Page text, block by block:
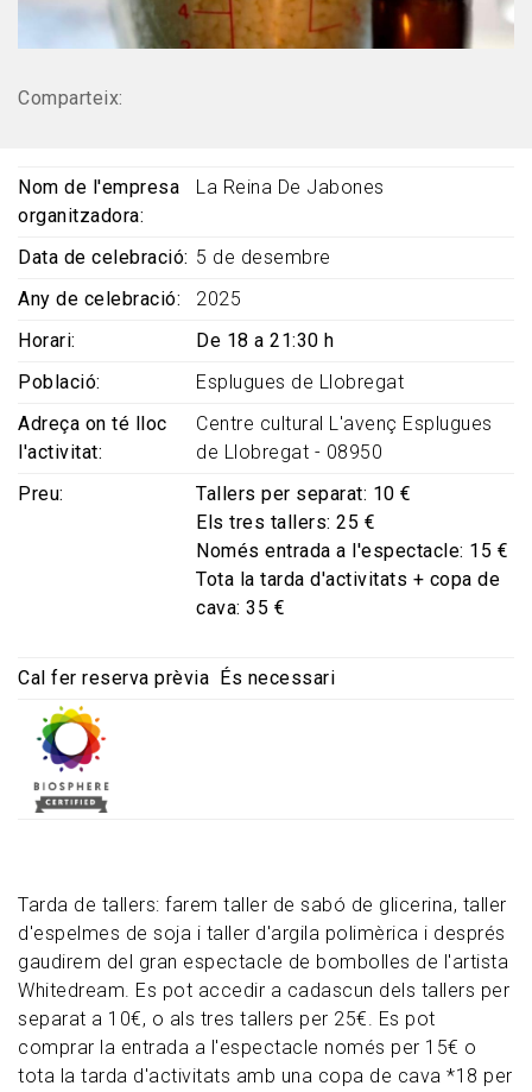
Comparteix:
Tarda de tallers: farem taller de sabó de glicerina, taller
d'espelmes de soja i taller d'argila polimèrica i després
gaudirem del gran espectacle de bombolles de l'artista
Whitedream. Es pot accedir a cadascun dels tallers per
separat a 10€, o als tres tallers per 25€. Es pot
comprar la entrada a l'espectacle només per 15€ o
tota la tarda d'activitats amb una copa de cava *18 per
Nom de l'empresa
organitzadora
La Reina De Jabones
Data de celebració 5 de desembre
Any de celebració
2025
Horari
De 18 a 21:30 h
Població
Esplugues de Llobregat
Adreça on té lloc
l'activitat
Centre cultural L'avenç Esplugues
de Llobregat - 08950
Preu
Tallers per separat: 10 €
Els tres tallers: 25 €
Només entrada a l'espectacle: 15 €
Tota la tarda d'activitats + copa de
cava: 35 €
Cal fer reserva prèvia És necessari